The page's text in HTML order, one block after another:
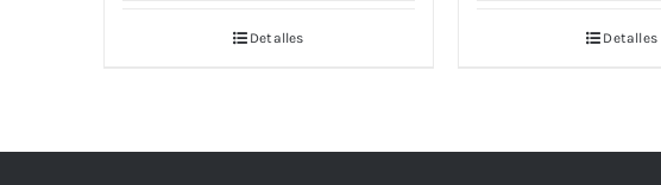
Detalles Detalles